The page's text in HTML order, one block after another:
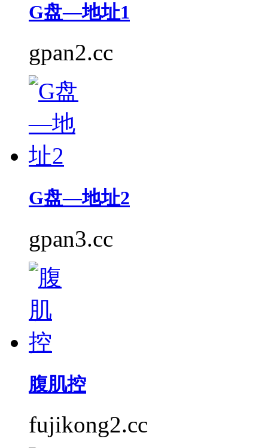
G盘—地址1
gpan2.cc
G盘—地址2
gpan3.cc
腹肌控
fujikong2.cc